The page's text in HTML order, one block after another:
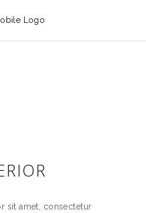
sit amet, consectetur